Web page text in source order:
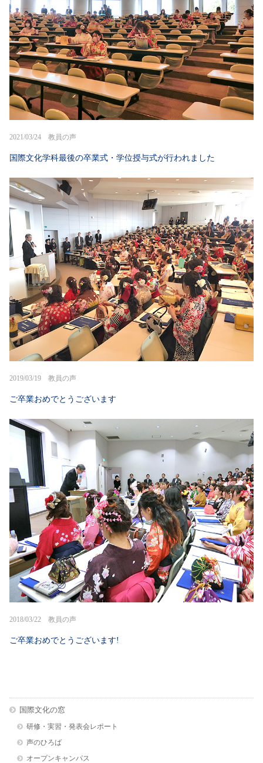
2021/03/24 教員の声
国際文化学科最後の卒業式・学位授与式が行われました
2019/03/19 教員の声
ご卒業おめでとうございます
2018/03/22 教員の声
ご卒業おめでとうございます!
国際文化の窓
研修・実習・発表会レポート
声のひろば
オープンキャンパス